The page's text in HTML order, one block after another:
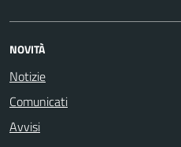
NOVITÀ
Notizie
Comunicati
Avvisi